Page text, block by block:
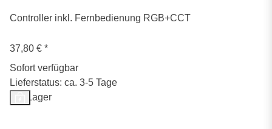
Controller inkl. Fernbedienung RGB+CCT
37,80 € *
Sofort verfügbar
Lieferstatus: ca. 3-5 Tage
Auf Lager